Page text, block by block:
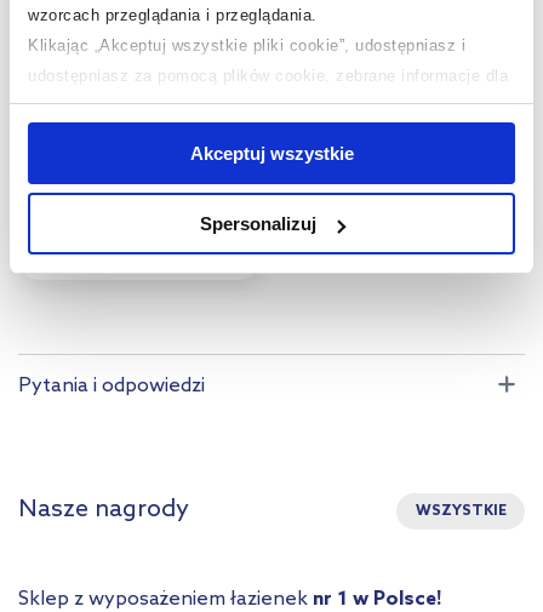
wzorcach przeglądania i przeglądania.
Klikając „Akceptuj wszystkie pliki cookie”, udostępniasz i
udostępniasz za pomocą plików cookie, zebrane informacje dla
użytkowników zewnętrznych, a także nasi partnerzy reklamowi.
jednak, że zablokowane niektóre pliki cookie mogą mieć wpływ
na sposób dostarczania treści niedostosowanych do potrzeb
przejdź do zakładek „Informacje o plikach cookie”.
Akceptuj wszystkie
Spersonalizuj
BPS Koncept Boho
kremowa-beżowa 060-
334
Pytania i odpowiedzi
Nasze nagrody WSZYSTKIE
Sklep z wyposażeniem łazienek nr 1 w Polsce!